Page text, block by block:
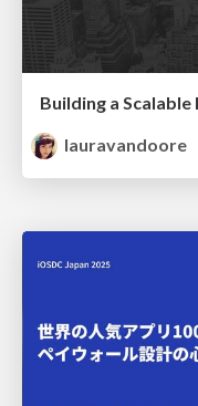
Building a
lauravandoore